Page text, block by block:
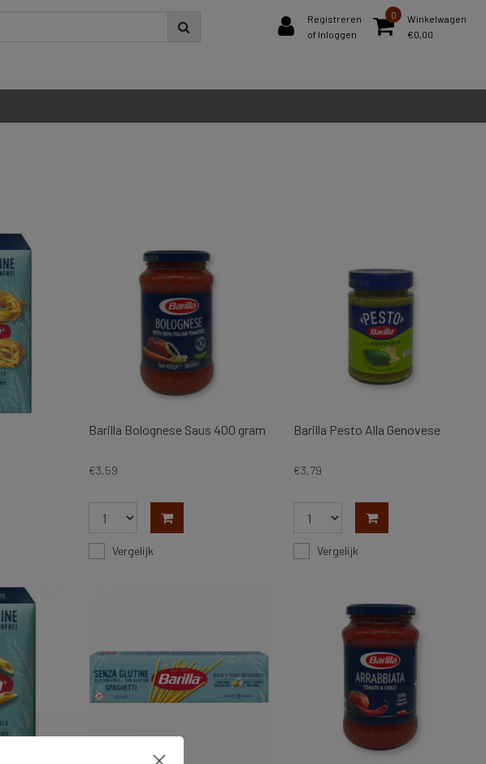
Registreren
of Inloggen
0
Winkelwagen
€0,00
Barilla Bolognese Saus 400 gram
€3,59
Vergelijk
Barilla Pesto Alla Genovese
€3,79
Vergelijk